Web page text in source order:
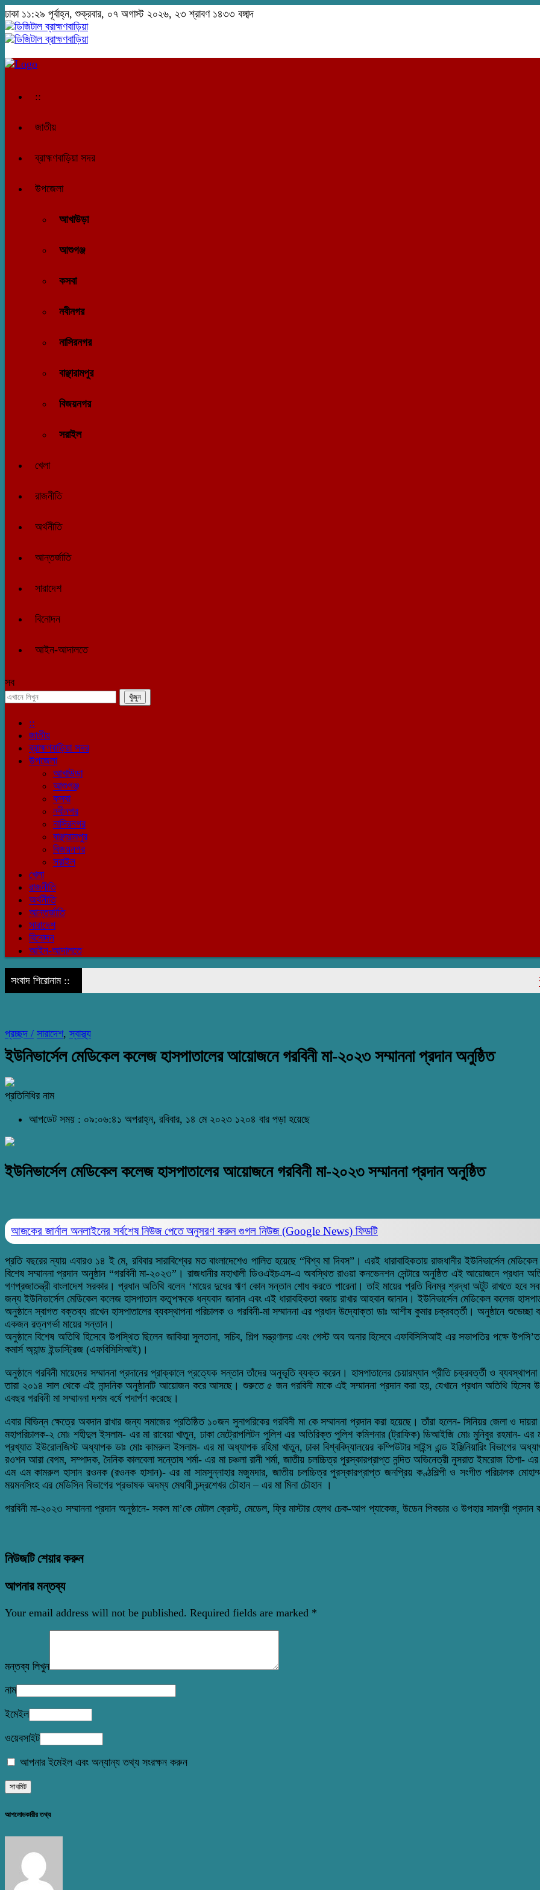
ঢাকা ১১:২৯ পূর্বাহ্ন, শুক্রবার, ০৭ অগাস্ট ২০২৬, ২৩ শ্রাবণ ১৪৩৩ বঙ্গাব্দ
::
জাতীয়
ব্রাহ্মণবাড়িয়া সদর
উপজেলা
আখাউড়া
আশুগঞ্জ
কসবা
নবীনগর
নাসিরনগর
বাঞ্ছারামপুর
বিজয়নগর
সরাইল
খেলা
রাজনীতি
অর্থনীতি
আন্তর্জাতি
সারাদেশ
বিনোদন
আইন-আদালতে
সব
::
জাতীয়
ব্রাহ্মণবাড়িয়া সদর
উপজেলা
আখাউড়া
আশুগঞ্জ
কসবা
নবীনগর
নাসিরনগর
বাঞ্ছারামপুর
বিজয়নগর
সরাইল
খেলা
রাজনীতি
অর্থনীতি
আন্তর্জাতি
সারাদেশ
বিনোদন
আইন-আদালতে
সংবাদ শিরোনাম ::
প্রচ্ছদ / সারাদেশ,স্বাস্থ্য
ইউনিভার্সেল মেডিকেল কলেজ হাসপাতালের আয়োজনে গরবিনী মা-২০২৩ সম্মাননা প্রদান অনুষ্ঠিত
প্রতিনিধির নাম
আপডেট সময় : ০৯:০৬:৪১ অপরাহ্ন, রবিবার, ১৪ মে ২০২৩ ১২০৪ বার পড়া হয়েছে
ইউনিভার্সেল মেডিকেল কলেজ হাসপাতালের আয়োজনে গরবিনী মা-২০২৩ সম্মাননা প্রদান অনুষ্ঠিত
আজকের জার্নাল অনলাইনের সর্বশেষ নিউজ পেতে অনুসরণ করুনগুগল নিউজ (Google News) ফিডটি
প্রতি বছরের ন্যায় এবারও ১৪ ই মে, রবিবার সারাবিশ্বের মত বাংলাদেশেও পালিত হয়েছে “বিশ্ব মা দিবস”। এরই ধারাবাহিকতায় রাজধানীর ইউনিভার্সেল
বিশেষ সম্মাননা প্রদান অনুষ্ঠান “গরবিনী মা-২০২৩”। রাজধানীর মহাখালী ডিওএইচএস-এ অবস্থিত রাওয়া কনভেনশন সেন্টারে অনুষ্ঠিত এই আয়োজনে প্রধান
গণপ্রজাতন্ত্রী বাংলাদেশ সরকার। প্রধান অতিথি বলেন ‘মায়ের দুধের ঋণ কোন সন্তান শোধ করতে পারেনা। তাই মায়ের প্রতি বিনম্র শ্রদ্ধা অটুট রাখতে
জন্য ইউনিভার্সেল মেডিকেল কলেজ হাসপাতাল কতৃপক্ষকে ধন্যবাদ জানান এবং এই ধারাবহিকতা বজায় রাখার আহবান জানান। ইউনিভার্সেল মেডিকেল কলেজ
অনুষ্ঠানে স্বাগত বক্তব্য রাখেন হাসপাতালের ব্যবস্থাপনা পরিচালক ও গরবিনী-মা সম্মাননা এর প্রধান উদ্যোক্তা ডাঃ আশীষ কুমার চক্রবর্ত্তী। অনুষ্ঠানে
একজন রত্নগর্ভা মায়ের সন্তান।
অনুষ্ঠানে বিশেষ অতিথি হিসেবে উপস্থিত ছিলেন জাকিয়া সুলতানা, সচিব, শিল্প মন্ত্রণালয় এবং গেস্ট অব অনার হিসেবে এফবিসিসিআই এর সভাপতির পক্ষে
কমার্স অ্যান্ড ইন্ডাস্ট্রিজ (এফবিসিসিআই)।
অনুষ্ঠানে গরবিনী মায়েদের সম্মাননা প্রদানের প্রাক্কালে প্রত্যেক সন্তান তাঁদের অনুভূতি ব্যক্ত করেন। হাসপাতালের চেয়ারম্যান প্রীতি চক্রবর্ত্তী ও
তারা ২০১৪ সাল থেকে এই নান্দনিক অনুষ্ঠানটি আয়োজন করে আসছে। শুরুতে ৫ জন গরবিনী মাকে এই সম্মাননা প্রদান করা হয়, যেখানে প্রধান অতিথি হিসেব
এবছর গরবিনী মা সম্মাননা দশম বর্ষে পদার্পণ করেছে।
এবার বিভিন্ন ক্ষেত্রে অবদান রাখার জন্য সমাজের প্রতিষ্ঠিত ১০জন সুনাগরিকের গরবিনী মা কে সম্মাননা প্রদান করা হয়েছে। তাঁরা হলেন- সিনিয়র জেলা ও
মহাপরিচালক-২ মোঃ শহীদুল ইসলাম- এর মা রাবেয়া খাতুন, ঢাকা মেট্রোপলিটন পুলিশ এর অতিরিক্ত পুলিশ কমিশনার (ট্রাফিক) ডিআইজি মোঃ মুনিবুর রহমান- এর
প্রখ্যাত ইউরোলজিস্ট অধ্যাপক ডাঃ মোঃ কামরুল ইসলাম- এর মা অধ্যাপক রহিমা খাতুন, ঢাকা বিশ্ববিদ্যালয়ের কম্পিউটার সাইন্স এন্ড ইঞ্জিনিয়ারিং
রওশন আরা বেগম, সম্পাদক, দৈনিক কালবেলা সন্তোষ শর্মা- এর মা চঞ্চলা রানী শর্মা, জাতীয় চলচ্চিত্র পুরস্কারপ্রাপ্ত নন্দিত অভিনেত্রী নুসরাত ইমরোজ তিশা-
এম এম কামরুল হাসান রওনক (রওনক হাসান)- এর মা সামসুন্নাহার মজুমদার, জাতীয় চলচ্চিত্র পুরস্কারপ্রাপ্ত জনপ্রিয় কণ্ঠশিল্পী ও সংগীত পরিচালক
ময়মনসিংহ এর মেডিসিন বিভাগের প্রভাষক অদম্য মেধাবী চন্দ্রশেখর চৌহান – এর মা মিনা চৌহান ।
গরবিনী মা-২০২৩ সম্মাননা প্রদান অনুষ্ঠানে- সকল মা’কে মেটাল ক্রেস্ট, মেডেল, ফ্রি মাস্টার হেলথ চেক-আপ প্যাকেজ, উডেন পিকচার ও উপহার সামগ্রী
নিউজটি শেয়ার করুন
আপনার মন্তব্য
Your email address will not be published. Required fields are marked *
মন্তব্য লিখুন
নাম
ইমেইল
ওয়েবসাইট
আপনার ইমেইল এবং অন্যান্য তথ্য সংরক্ষন করুন
আপলোডকারীর তথ্য